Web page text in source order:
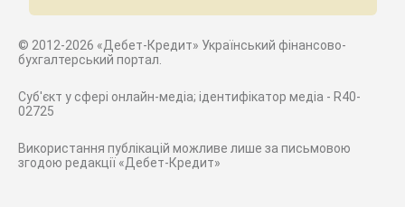
© 2012-2026 «Дебет-Кредит» Український фінансово-
бухгалтерський портал.
Суб'єкт у сфері онлайн-медіа; ідентифікатор медіа - R40-
02725
Використання публікацій можливе лише за письмовою
згодою редакції «Дебет-Кредит»